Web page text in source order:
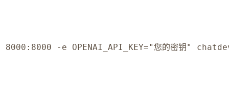
-e OPENAI_API_KEY="您的密钥"